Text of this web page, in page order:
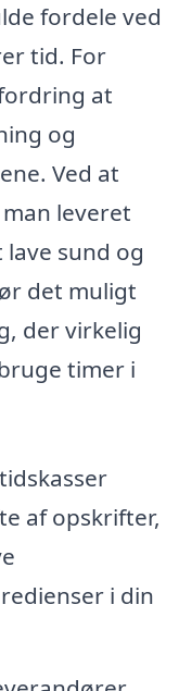
fordele ved
tid. For
at
og
Ved at
leveret
sund og
det muligt
der virkelig
timer i
af opskrifter,
i din